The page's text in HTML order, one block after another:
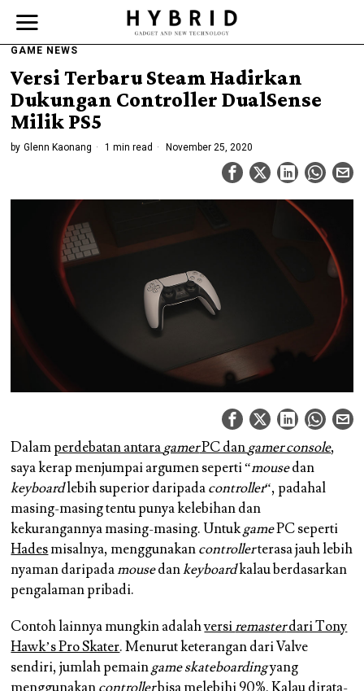
GAME NEWS
Versi Terbaru Steam Hadirkan
Dukungan Controller DualSense
Milik PS5
by Glenn Kaonang 1 min read November 25, 2020
Dalamperdebatan antaragamerPC dangamer console,
saya kerap menjumpai argumen seperti “mousedan
keyboardlebih superior daripadacontroller“, padahal
masing-masing tentu punya kelebihan dan
kekurangannya masing-masing. UntukgamePC seperti
Hadesmisalnya, menggunakancontrollerterasa jauh lebih
nyaman daripadamousedankeyboardkalau berdasarkan
pengalaman pribadi.
Contoh lainnya mungkin adalahversiremasterdari Tony
Hawk’s Pro Skater. Menurut keterangan dari Valve
sendiri, jumlah pemaingame skateboardingyang